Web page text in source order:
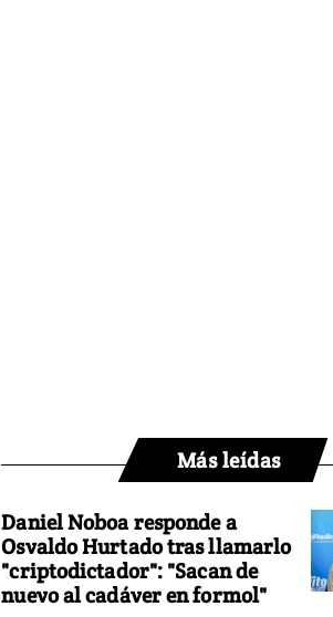
Más leídas
Daniel Noboa responde a
Osvaldo Hurtado tras llamarlo
"criptodictador": "Sacan de
nuevo al cadáver en formol"